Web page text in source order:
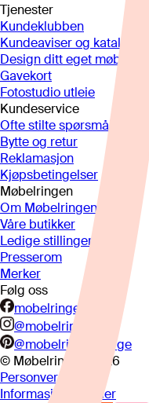
Tjenester
Kundeklubben
Kundeaviser og kataloger
Design ditt eget møbel
Gavekort
Fotostudio utleie
Kundeservice
Ofte stilte spørsmål
Bytte og retur
Reklamasjon
Kjøpsbetingelser
Møbelringen
Om Møbelringen
Våre butikker
Ledige stillinger
Presserom
Merker
Følg oss
mobelringen.no
@mobelringen
@mobelringennorge
© Møbelringen
2026
Personvern
Informasjonskapsler